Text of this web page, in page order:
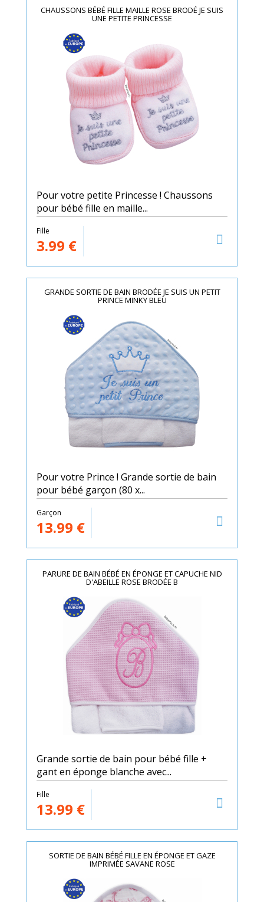
CHAUSSONS BÉBÉ FILLE MAILLE ROSE BRODÉ JE SUIS
UNE PETITE PRINCESSE
Pour votre petite Princesse ! Chaussons
pour bébé fille en maille...
Fille
3.99 €
GRANDE SORTIE DE BAIN BRODÉE JE SUIS UN PETIT
PRINCE MINKY BLEU
Pour votre Prince ! Grande sortie de bain
pour bébé garçon (80 x...
Garçon
13.99 €
PARURE DE BAIN BÉBÉ EN ÉPONGE ET CAPUCHE NID
D'ABEILLE ROSE BRODÉE B
Grande sortie de bain pour bébé fille +
gant en éponge blanche avec...
Fille
13.99 €
SORTIE DE BAIN BÉBÉ FILLE EN ÉPONGE ET GAZE
IMPRIMÉE SAVANE ROSE